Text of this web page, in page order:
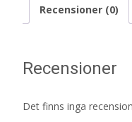
Recensioner (0)
Recensioner
Det finns inga